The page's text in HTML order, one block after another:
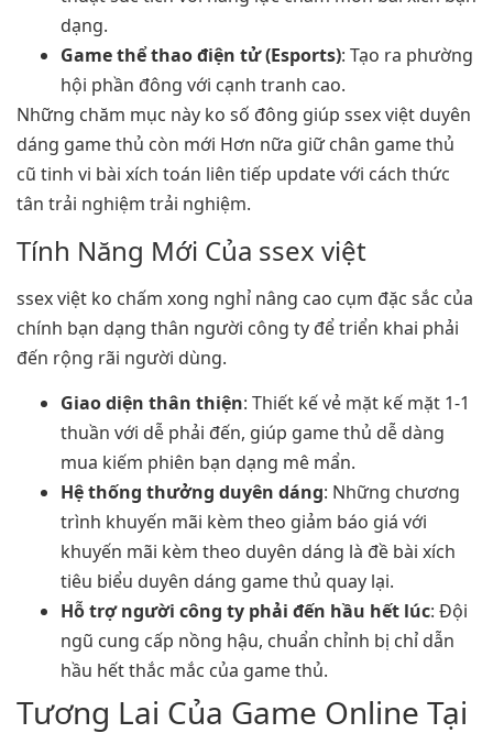
dạng.
Game thể thao điện tử (Esports): Tạo ra phường
hội phần đông với cạnh tranh cao.
Những chăm mục này ko số đông giúp ssex việt duyên
dáng game thủ còn mới Hơn nữa giữ chân game thủ
cũ tinh vi bài xích toán liên tiếp update với cách thức
tân trải nghiệm trải nghiệm.
Tính Năng Mới Của ssex việt
ssex việt ko chấm xong nghỉ nâng cao cụm đặc sắc của
chính bạn dạng thân người công ty để triển khai phải
đến rộng rãi người dùng.
Giao diện thân thiện: Thiết kế vẻ mặt kế mặt 1-1
thuần với dễ phải đến, giúp game thủ dễ dàng
mua kiếm phiên bạn dạng mê mẩn.
Hệ thống thưởng duyên dáng: Những chương
trình khuyến mãi kèm theo giảm báo giá với
khuyến mãi kèm theo duyên dáng là đề bài xích
tiêu biểu duyên dáng game thủ quay lại.
Hỗ trợ người công ty phải đến hầu hết lúc: Đội
ngũ cung cấp nồng hậu, chuẩn chỉnh bị chỉ dẫn
hầu hết thắc mắc của game thủ.
Tương Lai Của Game Online Tại